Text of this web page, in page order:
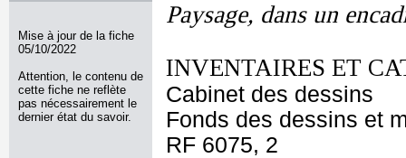
Mise à jour de la fiche
05/10/2022
Attention, le contenu de
cette fiche ne reflète
pas nécessairement le
dernier état du savoir.
Paysage, dans un
INVENTAIRES ET
Cabinet des dessins
Fonds des dessins et
RF 6075, 2